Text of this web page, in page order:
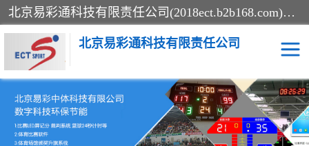
北京易彩通科技有限责任公司(2018ect.b2b168.com)主要提供陕西计时记分系统，全国统一热线：15611947915.北京易彩通科技有限责任公司有一支长期从事智能控制系统研发的高素质的队伍，具有嵌入式系统，视频系统、通信系统、网络系统，体育计时系统的知识和技能。强力打造体育比赛计时计分系统、智能升降旗系统、标准时钟系统、赛事编排及信息发布系统，为用户提供较新的，较廉价的，应用解决方案。
北京易彩通科技有限责任公司
记分系统 游泳计时系统